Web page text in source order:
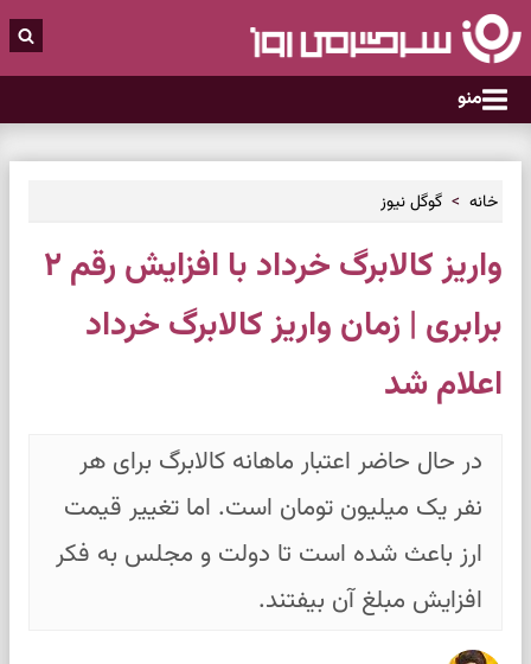
منو
خانه گوگل نیوز
واریز کالابرگ خرداد با افزایش رقم ۲
برابری | زمان واریز کالابرگ خرداد
اعلام شد
در حال حاضر اعتبار ماهانه کالابرگ برای هر
نفر یک میلیون تومان است. اما تغییر قیمت
ارز باعث شده است تا دولت و مجلس به فکر
افزایش مبلغ آن بیفتند.